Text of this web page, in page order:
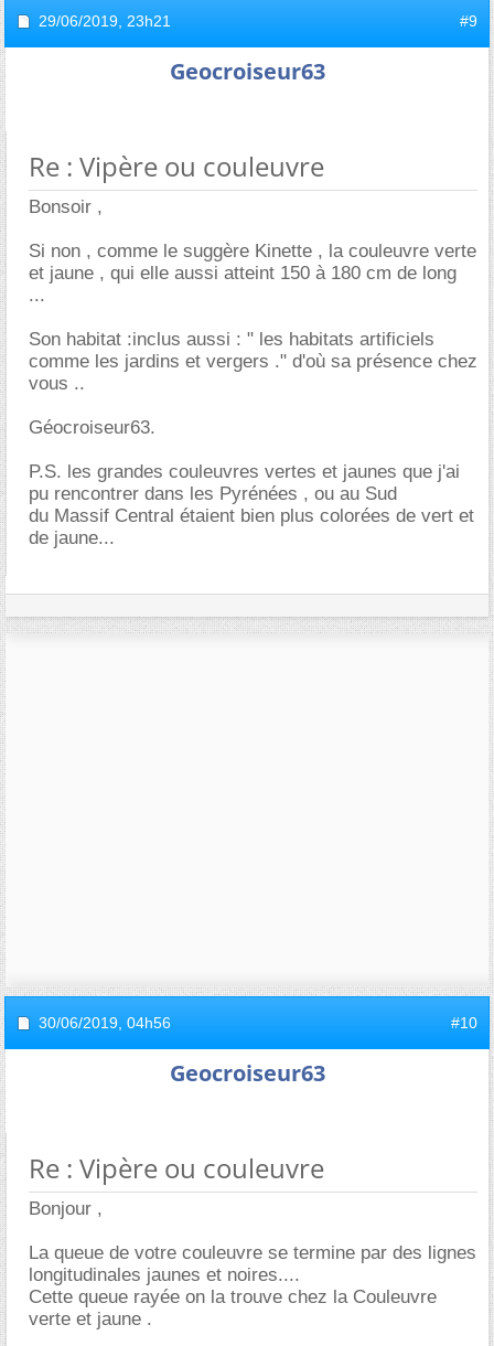
29/06/2019, 23h21 #9
Geocroiseur63
Re : Vipère ou couleuvre
Bonsoir ,
Si non , comme le suggère Kinette , la couleuvre verte
et jaune , qui elle aussi atteint 150 à 180 cm de long
...
Son habitat :inclus aussi : " les habitats artificiels
comme les jardins et vergers ." d'où sa présence chez
vous ..
Géocroiseur63.
P.S. les grandes couleuvres vertes et jaunes que j'ai
pu rencontrer dans les Pyrénées , ou au Sud
du Massif Central étaient bien plus colorées de vert et
de jaune...
30/06/2019, 04h56 #10
Geocroiseur63
Re : Vipère ou couleuvre
Bonjour ,
La queue de votre couleuvre se termine par des lignes
longitudinales jaunes et noires....
Cette queue rayée on la trouve chez la Couleuvre
verte et jaune .